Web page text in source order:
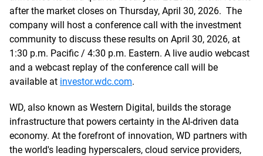
after the market closes on Thursday, April 30, 2026. The
company will host a conference call with the investment
community to discuss these results on April 30, 2026, at
1:30 p.m. Pacific / 4:30 p.m. Eastern. A live audio webcast
and a webcast replay of the conference call will be
available at investor.wdc.com.
WD, also known as Western Digital, builds the storage
infrastructure that powers certainty in the AI-driven data
economy. At the forefront of innovation, WD partners with
the world's leading hyperscalers, cloud service providers,